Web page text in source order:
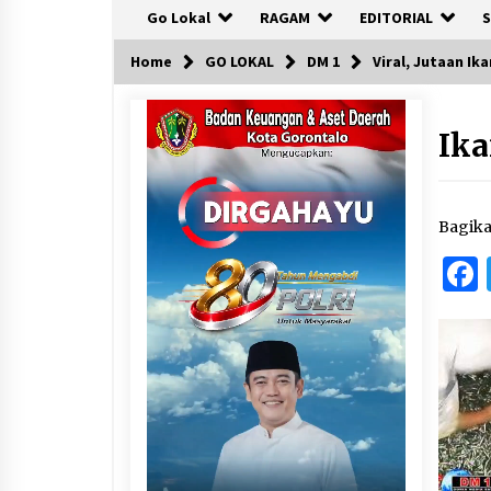
Go Lokal RAGAM EDITORIAL
Home GO LOKAL DM 1 Viral, Jutaan